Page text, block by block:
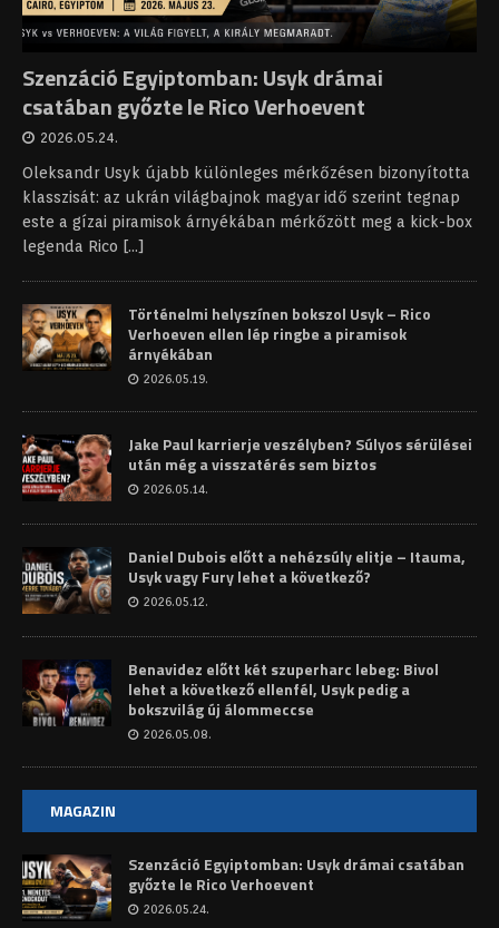
Szenzáció Egyiptomban: Usyk drámai
csatában győzte le Rico Verhoevent
2026.05.24.
Oleksandr Usyk újabb különleges mérkőzésen bizonyította
klasszisát: az ukrán világbajnok magyar idő szerint tegnap
este a gízai piramisok árnyékában mérkőzött meg a kick-box
legenda Rico […]
Történelmi helyszínen bokszol Usyk – Rico
Verhoeven ellen lép ringbe a piramisok
árnyékában
2026.05.19.
Jake Paul karrierje veszélyben? Súlyos sérülései
után még a visszatérés sem biztos
2026.05.14.
Daniel Dubois előtt a nehézsúly elitje – Itauma,
Usyk vagy Fury lehet a következő?
2026.05.12.
Benavidez előtt két szuperharc lebeg: Bivol
lehet a következő ellenfél, Usyk pedig a
bokszvilág új álommeccse
2026.05.08.
MAGAZIN
Szenzáció Egyiptomban: Usyk drámai csatában
győzte le Rico Verhoevent
2026.05.24.